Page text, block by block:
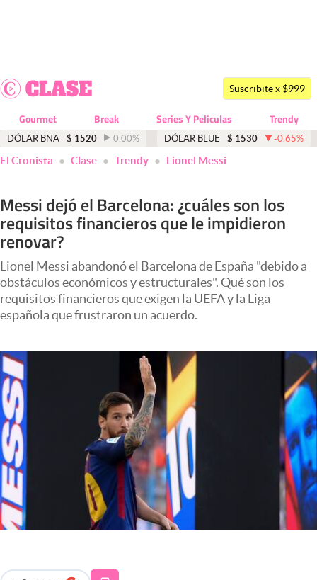
Dólar
Economía y Política
Finanzas y Mercados
Negocios
Columnistas
Otras secciones
Apertura
Infotechnology
Clase
Clima
Mundial 2026
Eventos Corporativos
El Cronista Studio
Mediakit
abre en nueva pestaña
Suscribite x $999
Gourmet Break Series Y Peliculas Trendy
DÓLAR BNA $ 1520 0.00% DÓLAR BLUE $ 1530 -0.65%
El Cronista Clase Trendy Lionel Messi
Messi dejó el Barcelona: ¿cuáles son los
requisitos financieros que le impidieron
renovar?
Lionel Messi abandonó el Barcelona de España "debido a
obstáculos económicos y estructurales". Qué son los
requisitos financieros que exigen la UEFA y la Liga
española que frustraron un acuerdo.